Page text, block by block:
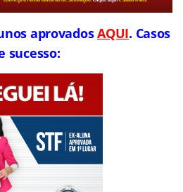
aprovadosAQUI. Casos
sucesso: